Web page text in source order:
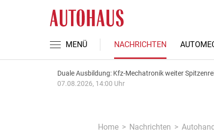
MENÜ NACHRICHTEN
Duale Ausbildung: Kfz-Mechatronik weiter
07.08.2026, 14:00 Uhr
Home Nachrichten